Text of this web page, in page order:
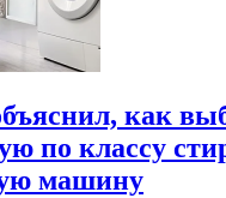
как
по классу
машину